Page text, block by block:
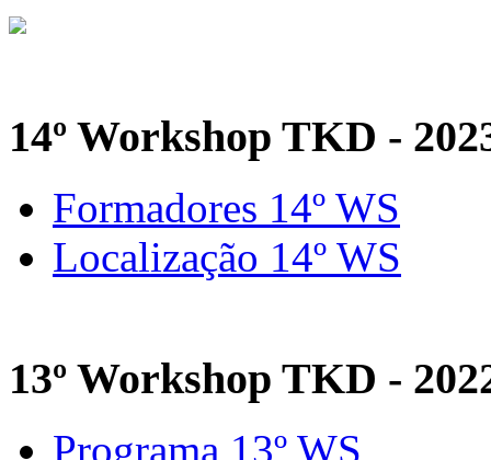
14º Workshop TKD -
Formadores 14º WS
Localização 14º WS
13º Workshop TKD -
Programa 13º WS